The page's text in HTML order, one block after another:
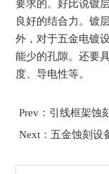
要求的。好比说镀
良好的结合力。镀
外，对于五金电镀
能少的孔隙。还要
度、导电性等。
Prev：引线框架蚀
Next：五金蚀刻设